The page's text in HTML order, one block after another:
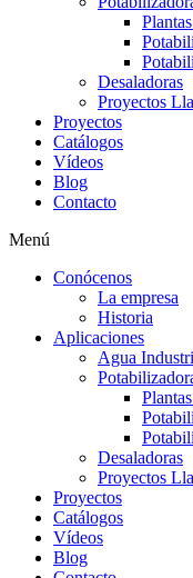
Desaladoras
Proyectos
Proyectos
Catálogos
Vídeos
Blog
Contacto
Menú
Conócenos
La empresa
Historia
Aplicaciones
Agua
Desaladoras
Proyectos
Proyectos
Catálogos
Vídeos
Blog